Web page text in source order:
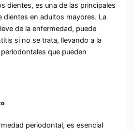
dientes, es una de las principales
dientes en adultos mayores. La
de la enfermedad, puede
si no se trata, llevando a la
que pueden
periodontal, es esencial